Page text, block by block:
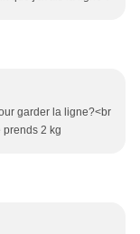
garder la ligne?<br
prends 2 kg